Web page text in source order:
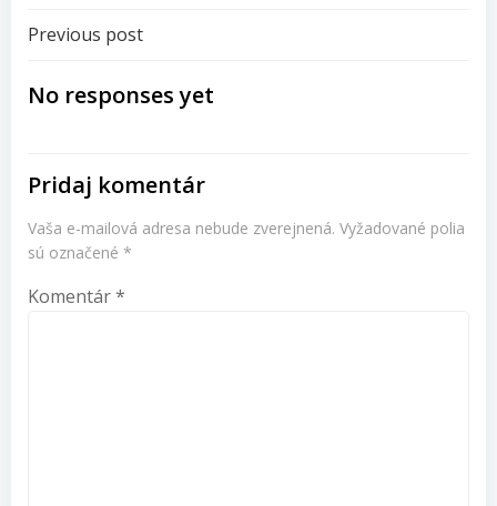
Navigácia
v
Previous post
No responses yet
Pridaj komentár
Vaša e-mailová adresa nebude zverejnená. Vyžadované polia
sú označené *
Komentár*